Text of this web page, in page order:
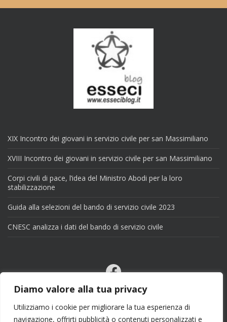
Diamo valore alla tua privacy
Utilizziamo i cookie per migliorare la tua esperienza di
navigazione, offrirti pubblicità o contenuti personalizzati e
XIX Incontro dei giovani in servizio civile per san Massimiliano
XVIII Incontro dei giovani in servizio civile per san Massimiliano
Corpi civili di pace, l’idea del Ministro Abodi per la loro
stabilizzazione
Guida alla selezioni del bando di servizio civile 2023
CNESC analizza i dati del bando di servizio civile
Facebook
Email
X